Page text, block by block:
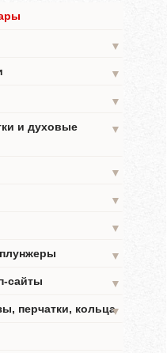
▼
▼
▼
и духовые
▼
▼
▼
▼
▼
сайты
▼
перчатки, кольца▼